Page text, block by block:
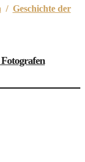
/ Geschichte der